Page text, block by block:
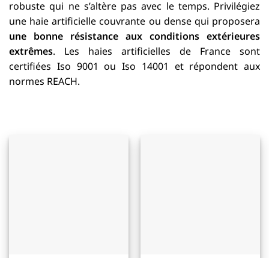
robuste qui ne s’altère pas avec le temps. Privilégiez
une haie artificielle couvrante ou dense qui proposera
une bonne résistance aux conditions extérieures
extrêmes. Les haies artificielles de France sont
certifiées Iso 9001 ou Iso 14001 et répondent aux
normes REACH.